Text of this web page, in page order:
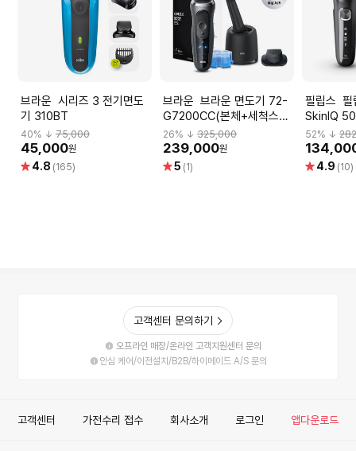
브라운 시리즈 3 전기면도
기 310BT
40% ↓ 75,000
45,000원
별 4.8 (165)
브라운 브라운 면도기 72-
G7200CC(본체+세척스테
이션+세정액1+트리머)
26% ↓325,000
239,000원
별5 (1)
필립스 필립스 Philips
SkinIQ
면도기
(본체+클
트리지1)
52% ↓
별 4.9 (10)
고객센터 문의하기
오프라인 매장/온라인 고객지원센터 문의
안심 케어/이전설치/B2B/하이메이드 A/S 문의
고객센터 가전수리 접수 회사소개 로그인 앱다운로드